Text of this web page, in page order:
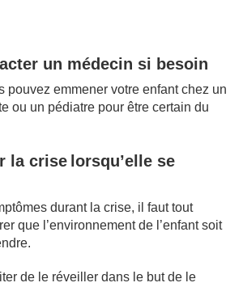
un médecin si besoin
pouvez emmener votre enfant chez un
ou un pédiatre pour être certain du
la crise lorsqu’elle se
durant la crise, il faut tout
que l’environnement de l’enfant soit
de le réveiller dans le but de le